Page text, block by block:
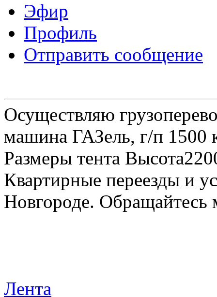
Эфир
Профиль
Отправить сообщение
Осуществляю
машина ГАЗель, г/п 1500
Размеры тента
Квартирные переезды и
Новгороде.
Лента